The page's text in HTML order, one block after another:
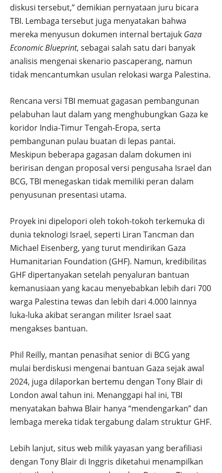
diskusi tersebut,” demikian pernyataan juru bicara
TBI. Lembaga tersebut juga menyatakan bahwa
mereka menyusun dokumen internal bertajuk Gaza
Economic Blueprint, sebagai salah satu dari banyak
analisis mengenai skenario pascaperang, namun
tidak mencantumkan usulan relokasi warga Palestina.
Rencana versi TBI memuat gagasan pembangunan
pelabuhan laut dalam yang menghubungkan Gaza ke
koridor India-Timur Tengah-Eropa, serta
pembangunan pulau buatan di lepas pantai.
Meskipun beberapa gagasan dalam dokumen ini
beririsan dengan proposal versi pengusaha Israel dan
BCG, TBI menegaskan tidak memiliki peran dalam
penyusunan presentasi utama.
Proyek ini dipelopori oleh tokoh-tokoh terkemuka di
dunia teknologi Israel, seperti Liran Tancman dan
Michael Eisenberg, yang turut mendirikan Gaza
Humanitarian Foundation (GHF). Namun, kredibilitas
GHF dipertanyakan setelah penyaluran bantuan
kemanusiaan yang kacau menyebabkan lebih dari 700
warga Palestina tewas dan lebih dari 4.000 lainnya
luka-luka akibat serangan militer Israel saat
mengakses bantuan.
Phil Reilly, mantan penasihat senior di BCG yang
mulai berdiskusi mengenai bantuan Gaza sejak awal
2024, juga dilaporkan bertemu dengan Tony Blair di
London awal tahun ini. Menanggapi hal ini, TBI
menyatakan bahwa Blair hanya “mendengarkan” dan
lembaga mereka tidak tergabung dalam struktur GHF.
Lebih lanjut, situs web milik yayasan yang berafiliasi
dengan Tony Blair di Inggris diketahui menampilkan